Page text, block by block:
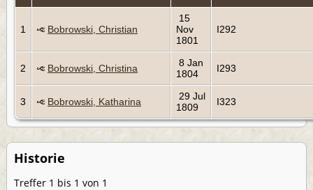
1 Bobrowski, Christian
15
Nov
1801
I292
2 Bobrowski, Christina
8 Jan
1804
I293
3 Bobrowski, Katharina
29 Jul
1809
I323
Historie
Treffer 1 bis 1 von 1